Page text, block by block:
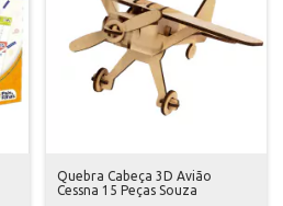
Quebra Cabeça 3D Avião
Cessna 15 Peças Souza